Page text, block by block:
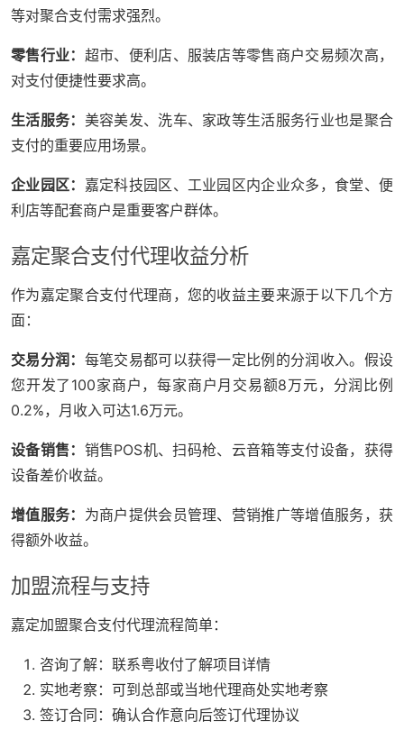
等对聚合支付需求强烈。
零售行业： 超市、便利店、服装店等零售商户交易频次高，
对支付便捷性要求高。
生活服务： 美容美发、洗车、家政等生活服务行业也是聚合
支付的重要应用场景。
企业园区： 嘉定科技园区、工业园区内企业众多，食堂、便
利店等配套商户是重要客户群体。
嘉定聚合支付代理收益分析
作为嘉定聚合支付代理商，您的收益主要来源于以下几个方
面：
交易分润： 每笔交易都可以获得一定比例的分润收入。假设
您开发了100家商户，每家商户月交易额8万元，分润比例
0.2%，月收入可达1.6万元。
设备销售： 销售POS机、扫码枪、云音箱等支付设备，获得
设备差价收益。
增值服务： 为商户提供会员管理、营销推广等增值服务，获
得额外收益。
加盟流程与支持
嘉定加盟聚合支付代理流程简单：
咨询了解：联系粤收付了解项目详情
实地考察：可到总部或当地代理商处实地考察
签订合同：确认合作意向后签订代理协议